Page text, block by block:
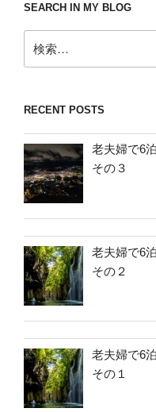
SEARCH IN MY BLOG
索:
RECENT POSTS
老夫婦で6
その３
老夫婦で6
その２
老夫婦で6
その１